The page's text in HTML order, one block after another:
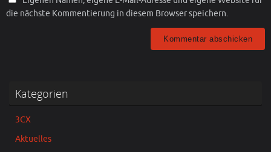
die nächste Kommentierung in diesem Browser speichern.
Kategorien
3CX
Aktuelles